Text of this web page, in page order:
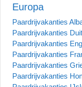
Europa
Paardrijvakanties
Paardrijvakanties
Paardrijvakanties
Paardrijvakanties
Paardrijvakanties
Paardrijvakanties